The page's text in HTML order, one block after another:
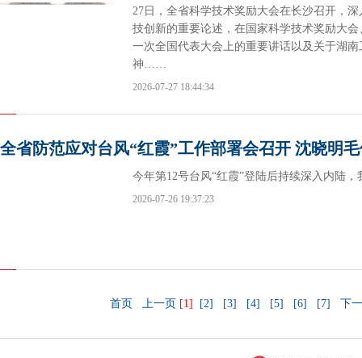
27日，全省科学技术奖励大会在长沙召开，
技创新的重要论述，在国家科学技术奖励大
一次全国代表大会上的重要讲话以及关于湖
神……
2026-07-27 18:44:34
全省防范应对台风“红霞”工作部署会召开 沈晓明
今年第12号台风“红霞”登陆后持续深入内陆
2026-07-26 19:37:23
首页 上一页 [1] [2] [3] [4] [5] [6] [7] 下